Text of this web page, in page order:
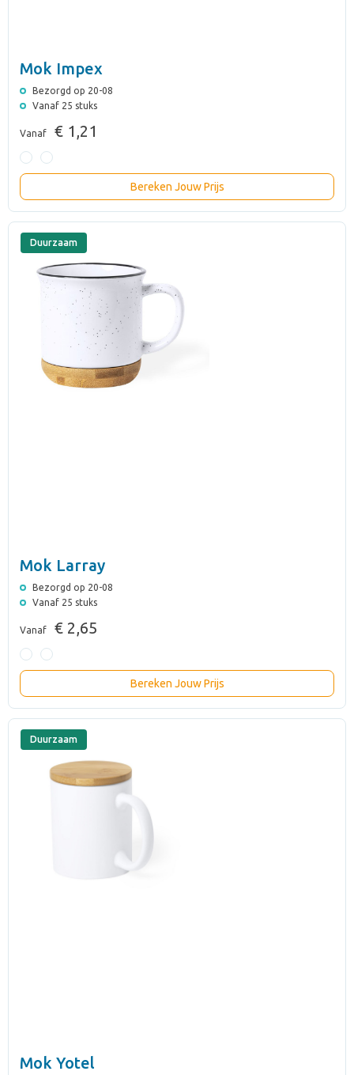
Mok Impex
Bezorgd op 20-08
Vanaf 25 stuks
Vanaf € 1,21
Bereken Jouw Prijs
Duurzaam
Mok Larray
Bezorgd op 20-08
Vanaf 25 stuks
Vanaf € 2,65
Bereken Jouw Prijs
Duurzaam
Mok Yotel